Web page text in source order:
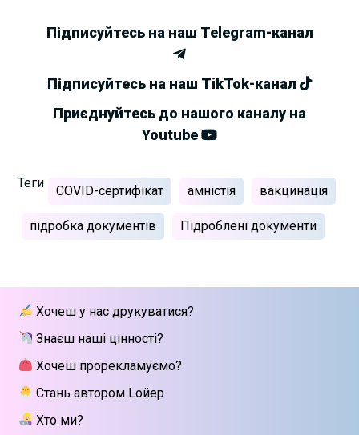
Підписуйтесь на наш Telegram-канал
Підписуйтесь на наш TikTok-канал
Приєднуйтесь до нашого каналу на
Youtube
Теги
COVID-сертифікат амністія вакцинація
підробка документів Підроблені документи
Хочеш у нас друкуватися?
Знаєш наші цінності?
Хочеш прорекламуємо?
Стань автором Lойер
Хто ми?